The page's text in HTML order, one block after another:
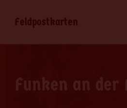
Feldpostkarten
Funken an der